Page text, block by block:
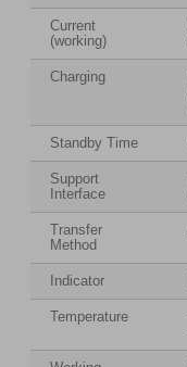
Current
(working)
Charging
Standby Time
Support
Interface
Transfer
Method
Indicator
Temperature